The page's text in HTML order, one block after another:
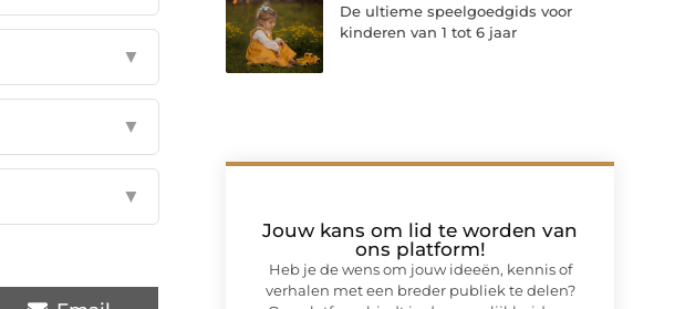
▼
▼
▼
De ultieme speelgoedgids voor
kinderen van 1 tot 6 jaar
Jouw kans om lid te worden van
ons platform!
Heb je de wens om jouw ideeën, kennis of
verhalen met een breder publiek te delen?